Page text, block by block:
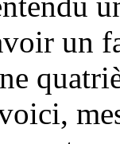
un